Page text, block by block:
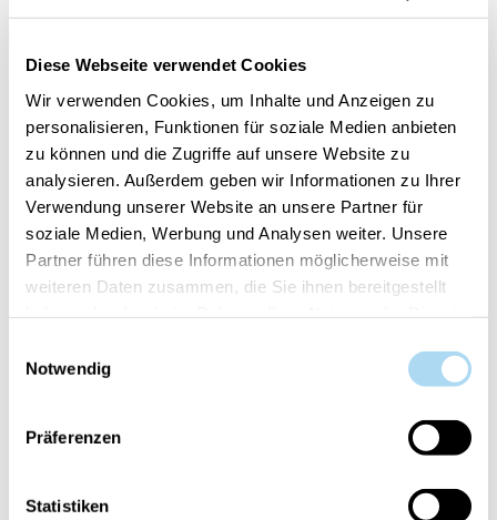
Diese Webseite verwendet Cookies
Wir verwenden Cookies, um Inhalte und Anzeigen zu
personalisieren, Funktionen für soziale Medien anbieten
zu können und die Zugriffe auf unsere Website zu
analysieren. Außerdem geben wir Informationen zu Ihrer
Verwendung unserer Website an unsere Partner für
soziale Medien, Werbung und Analysen weiter. Unsere
Partner führen diese Informationen möglicherweise mit
weiteren Daten zusammen, die Sie ihnen bereitgestellt
Notwendig
Präferenzen
Statistiken
Les bougies WoodWick® et leur forme évasée
emplissent votre intérieur d'un doux crépitement
et de fragrances chaleureuses. Elles arborent un
design pur et contemporain, un style moderne et
une forme élégante.
LES CLIENTS AYANT ACHETÉ CET
ARTICLE ONT ÉGALEMENT